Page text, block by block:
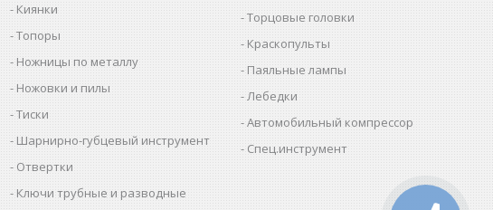
Киянки
Топоры
Ножницы по металлу
Ножовки и пилы
Тиски
Шарнирно-губцевый инструмент
Отвертки
Ключи трубные и разводные
Торцовые головки
Краскопульты
Паяльные лампы
Лебедки
Автомобильный компрессор
Спец.инструмент